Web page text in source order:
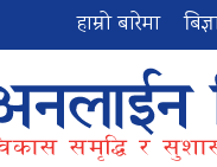
हाम्रो बारेमा